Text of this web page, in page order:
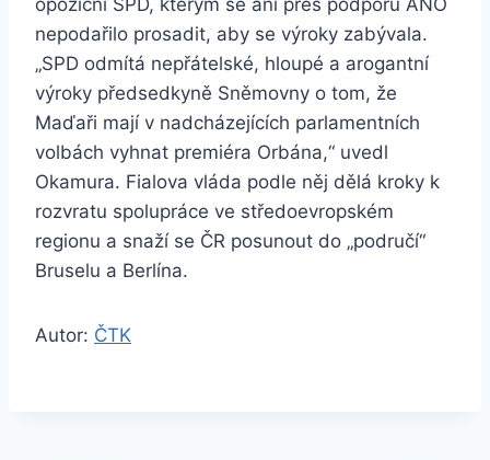
opoziční SPD, kterým se ani přes podporu ANO
nepodařilo prosadit, aby se výroky zabývala.
„SPD odmítá nepřátelské, hloupé a arogantní
výroky předsedkyně Sněmovny o tom, že
Maďaři mají v nadcházejících parlamentních
volbách vyhnat premiéra Orbána,“ uvedl
Okamura. Fialova vláda podle něj dělá kroky k
rozvratu spolupráce ve středoevropském
regionu a snaží se ČR posunout do „područí“
Bruselu a Berlína.
Autor: ČTK